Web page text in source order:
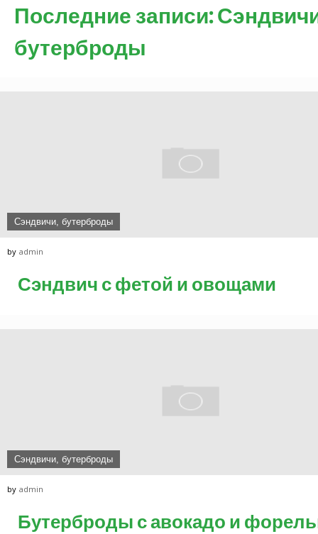
Последние записи:
бутерброды
Сэндвичи, бутерброды
byadmin
Сэндвич с фетой и овощами
Сэндвичи, бутерброды
byadmin
Бутерброды с авокадо и